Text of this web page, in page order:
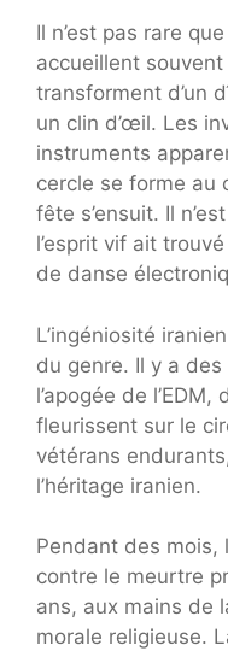
Il n’est pas rare
accueillent
transforment d’un
un clin d’œil. Les
instruments
cercle se forme au
fête s’ensuit. Il
l’esprit vif ait
de danse
L’ingéniosité
du genre. Il y a
l’apogée de
fleurissent sur le
vétérans
l’héritage iranien.
Pendant des mois,
contre le meurtre
ans, aux mains de
morale religieuse.